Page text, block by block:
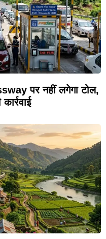
पर नहीं लगेगा टोल,